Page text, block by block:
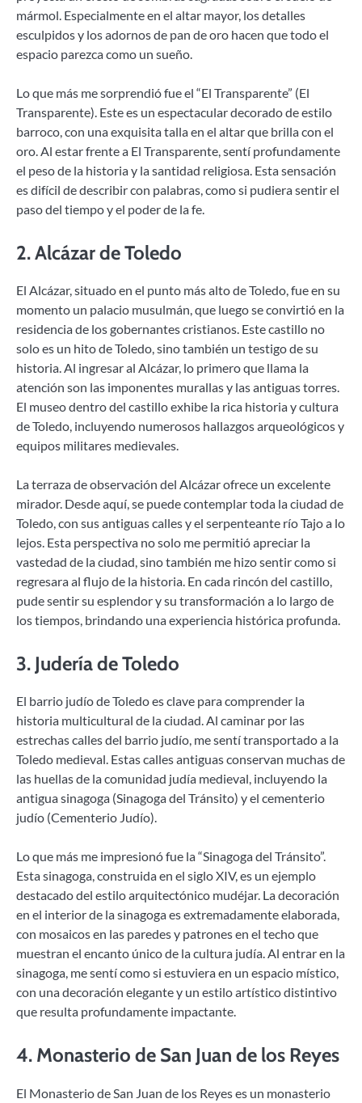
mármol. Especialmente en el altar mayor, los detalles
esculpidos y los adornos de pan de oro hacen que todo el
espacio parezca como un sueño.
Lo que más me sorprendió fue el “El Transparente” (El
Transparente). Este es un espectacular decorado de estilo
barroco, con una exquisita talla en el altar que brilla con el
oro. Al estar frente a El Transparente, sentí profundamente
el peso de la historia y la santidad religiosa. Esta sensación
es difícil de describir con palabras, como si pudiera sentir el
paso del tiempo y el poder de la fe.
2.Alcázar de Toledo
El Alcázar, situado en el punto más alto de Toledo, fue en su
momento un palacio musulmán, que luego se convirtió en la
residencia de los gobernantes cristianos. Este castillo no
solo es un hito de Toledo, sino también un testigo de su
historia. Al ingresar al Alcázar, lo primero que llama la
atención son las imponentes murallas y las antiguas torres.
El museo dentro del castillo exhibe la rica historia y cultura
de Toledo, incluyendo numerosos hallazgos arqueológicos y
equipos militares medievales.
La terraza de observación del Alcázar ofrece un excelente
mirador. Desde aquí, se puede contemplar toda la ciudad de
Toledo, con sus antiguas calles y el serpenteante río Tajo a lo
lejos. Esta perspectiva no solo me permitió apreciar la
vastedad de la ciudad, sino también me hizo sentir como si
regresara al flujo de la historia. En cada rincón del castillo,
pude sentir su esplendor y su transformación a lo largo de
los tiempos, brindando una experiencia histórica profunda.
3. Judería de Toledo
El barrio judío de Toledo es clave para comprender la
historia multicultural de la ciudad. Al caminar por las
estrechas calles del barrio judío, me sentí transportado a la
Toledo medieval. Estas calles antiguas conservan muchas de
las huellas de la comunidad judía medieval, incluyendo la
antigua sinagoga (Sinagoga del Tránsito) y el cementerio
judío (Cementerio Judío).
Lo que más me impresionó fue la “Sinagoga del Tránsito”.
Esta sinagoga, construida en el siglo XIV, es un ejemplo
destacado del estilo arquitectónico mudéjar. La decoración
en el interior de la sinagoga es extremadamente elaborada,
con mosaicos en las paredes y patrones en el techo que
muestran el encanto único de la cultura judía. Al entrar en la
sinagoga, me sentí como si estuviera en un espacio místico,
con una decoración elegante y un estilo artístico distintivo
que resulta profundamente impactante.
4. Monasterio de San Juan de los Reyes
El Monasterio de San Juan de los Reyes es un monasterio